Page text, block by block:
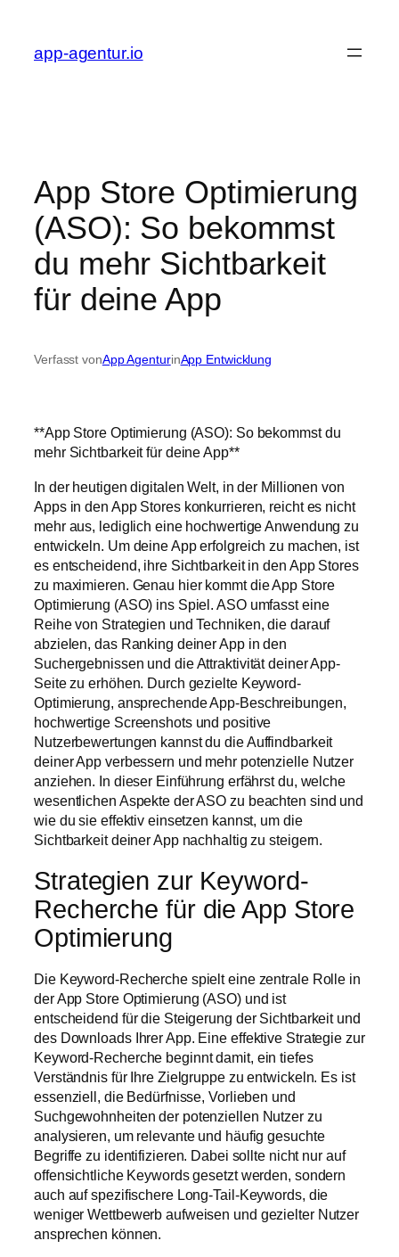
springen
app-agentur.io
App Store Optimierung
(ASO): So bekommst
du mehr Sichtbarkeit
für deine App
Verfasst vonApp AgenturinApp Entwicklung
**App Store Optimierung (ASO): So bekommst du
mehr Sichtbarkeit für deine App**
In der heutigen digitalen Welt, in der Millionen von
Apps in den App Stores konkurrieren, reicht es nicht
mehr aus, lediglich eine hochwertige Anwendung zu
entwickeln. Um deine App erfolgreich zu machen, ist
es entscheidend, ihre Sichtbarkeit in den App Stores
zu maximieren. Genau hier kommt die App Store
Optimierung (ASO) ins Spiel. ASO umfasst eine
Reihe von Strategien und Techniken, die darauf
abzielen, das Ranking deiner App in den
Suchergebnissen und die Attraktivität deiner App-
Seite zu erhöhen. Durch gezielte Keyword-
Optimierung, ansprechende App-Beschreibungen,
hochwertige Screenshots und positive
Nutzerbewertungen kannst du die Auffindbarkeit
deiner App verbessern und mehr potenzielle Nutzer
anziehen. In dieser Einführung erfährst du, welche
wesentlichen Aspekte der ASO zu beachten sind und
wie du sie effektiv einsetzen kannst, um die
Sichtbarkeit deiner App nachhaltig zu steigern.
Strategien zur Keyword-
Recherche für die App Store
Optimierung
Die Keyword-Recherche spielt eine zentrale Rolle in
der App Store Optimierung (ASO) und ist
entscheidend für die Steigerung der Sichtbarkeit und
des Downloads Ihrer App. Eine effektive Strategie zur
Keyword-Recherche beginnt damit, ein tiefes
Verständnis für Ihre Zielgruppe zu entwickeln. Es ist
essenziell, die Bedürfnisse, Vorlieben und
Suchgewohnheiten der potenziellen Nutzer zu
analysieren, um relevante und häufig gesuchte
Begriffe zu identifizieren. Dabei sollte nicht nur auf
offensichtliche Keywords gesetzt werden, sondern
auch auf spezifischere Long-Tail-Keywords, die
weniger Wettbewerb aufweisen und gezielter Nutzer
ansprechen können.